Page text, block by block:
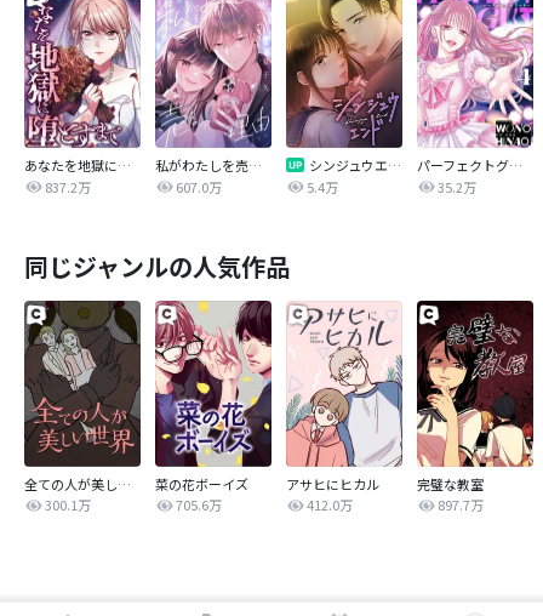
あなたを地獄に堕とすまで
837.2万
私がわたしを売る理由
607.0万
シンジュウエンド【タテヨミ】
5.4万
パーフェクトグリッター
35.2万
同じジャンルの人気作品
全ての人が美しい世界
300.1万
菜の花ボーイズ
705.6万
アサヒにヒカル
412.0万
完璧な教室
897.7万